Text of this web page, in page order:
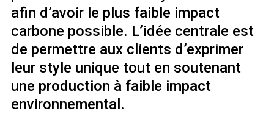
afin d’avoir le plus faible impact
carbone possible. L’idée centrale est
de permettre aux clients d’exprimer
leur style unique tout en soutenant
une production à faible impact
environnemental.